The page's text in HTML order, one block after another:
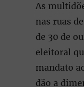
As
nas ruas
de 30 de
eleitoral
mandato
dão a